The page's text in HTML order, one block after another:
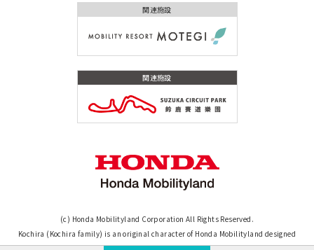
(c) Honda Mobilityland Corporation All Rights Reserved.
Kochira (Kochira family) is an original character of Honda Mobilityland designed
by Mr. Osamu Tezuka. (c)TEZUKA PRODUCTIONS
関連施設
関連施設